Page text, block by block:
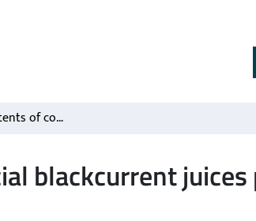
Anthocyanin contents of commercial blackcurrent juices purchased from various European countries
blackcurrent